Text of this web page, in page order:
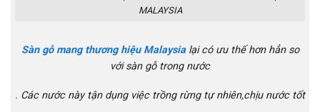
MALAYSIA
Sàn gỗ mang thương hiệu Malaysialại có ưu thế hơn hẳn so
với sàn gỗ trong nước
. Các nước này tận dụng việc trồng rừng tự nhiên,chịu nước tốt